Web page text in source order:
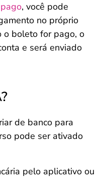
, você pode
no próprio
o boleto for pago, o
e será enviado
de banco para
pode ser ativado
pelo aplicativo ou